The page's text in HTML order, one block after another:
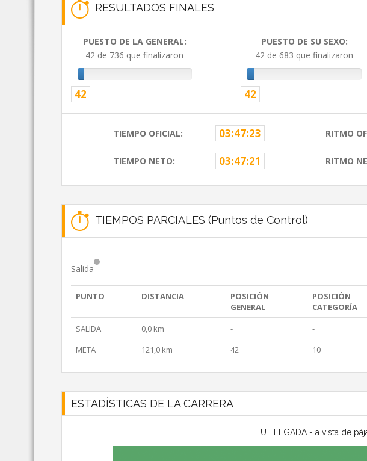
RESULTADOS FINALES
PUESTO DE LA GENERAL:
42 de 736 que finalizaron
42
PUESTO DE SU SEXO:
42 de 683 que finalizaron
42
TIEMPO OFICIAL: 03:47:23 RITMO
TIEMPO NETO: 03:47:21 RITMO
TIEMPOS PARCIALES (Puntos de Control)
Salida
PUNTO DISTANCIA
POSICIÓN
GENERAL
POSICIÓN
CATEGORÍA
SALIDA 0,0 km - -
META
121,0 km 42 10
ESTADÍSTICAS DE LA CARRERA
TU LLEGADA - a vista de